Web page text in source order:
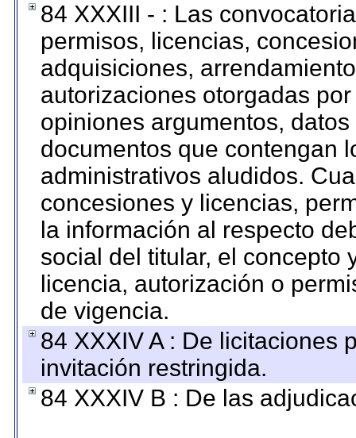
84 XXXIII - : Las
permisos, licencias,
adquisiciones,
autorizaciones otorgadas
opiniones argumentos,
documentos que contengan
administrativos aludidos.
concesiones y licencias,
la información al respecto
social del titular, el concepto
licencia, autorización o
de vigencia.
84 XXXIV A : De licitaciones
invitación restringida.
84 XXXIV B : De las